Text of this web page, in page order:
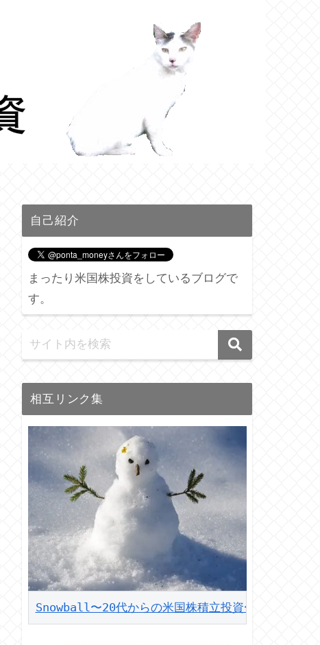
自己紹介
まったり米国株投資をしているブログで
す。
相互リンク集
Snowball〜20代からの米国株積立投資〜